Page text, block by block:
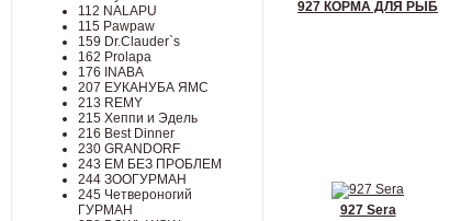
112 NALAPU
115 Pawpaw
159 Dr.Clauder`s
162 Prolapa
176 INABA
207 ЕУКАНУБА ЯМС
213 REMY
215 Хеппи и Эдель
216 Best Dinner
230 GRANDORF
243 ЕМ БЕЗ ПРОБЛЕМ
244 ЗООГУРМАН
245 Четвероногий
ГУРМАН
927 КОРМА ДЛЯ РЫБ
927 Sera